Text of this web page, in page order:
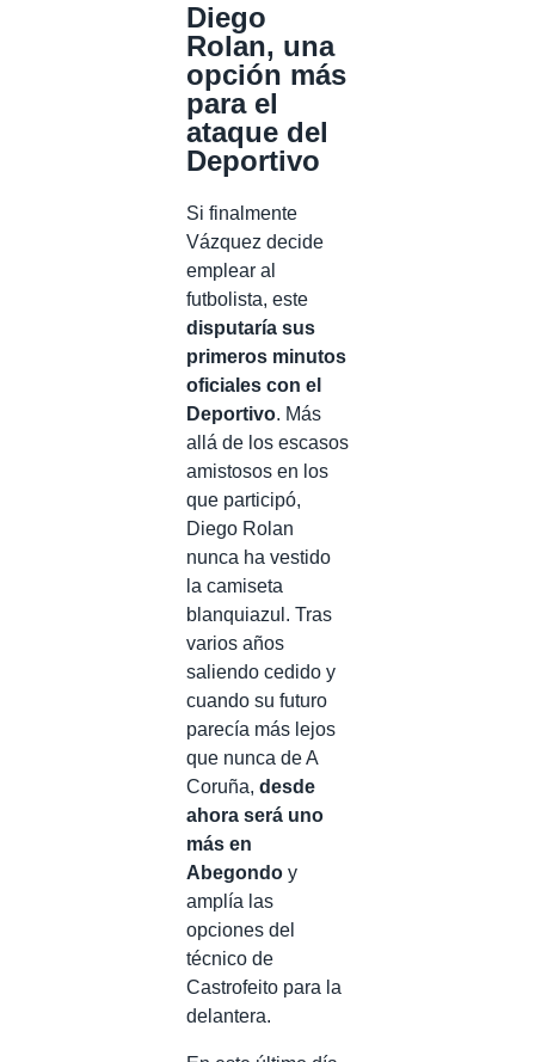
Diego
Rolan, una
opción más
para el
ataque del
Deportivo
Si finalmente
Vázquez decide
emplear al
futbolista, este
disputaría sus
primeros minutos
oficiales con el
Deportivo. Más
allá de los escasos
amistosos en los
que participó,
Diego Rolan
nunca ha vestido
la camiseta
blanquiazul. Tras
varios años
saliendo cedido y
cuando su futuro
parecía más lejos
que nunca de A
Coruña, desde
ahora será uno
más en
Abegondo y
amplía las
opciones del
técnico de
Castrofeito para la
delantera.